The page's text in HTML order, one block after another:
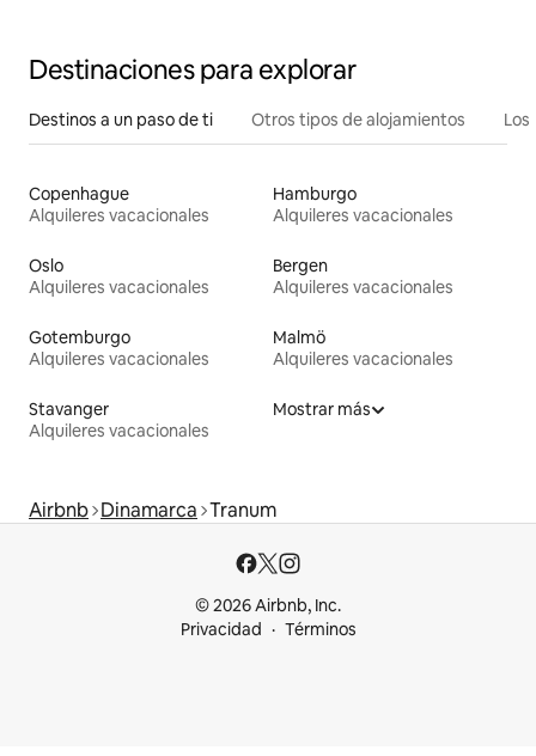
Destinaciones para explorar
Destinos a un paso de ti Otros tipos de alojamientos
Copenhague
Alquileres vacacionales
Hamburgo
Alquileres vacacionales
Oslo
Alquileres vacacionales
Bergen
Alquileres vacacionales
Gotemburgo
Alquileres vacacionales
Malmö
Alquileres vacacionales
Stavanger
Alquileres vacacionales
Mostrar más
Airbnb Dinamarca Tranum
© 2026 Airbnb, Inc.
Privacidad
Términos